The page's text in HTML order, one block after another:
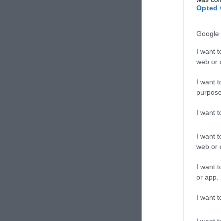
Opted
Google
I want
web or
I want
I want
I want
web or
I want
or app.
I want
τόσο της
στο σκάνδαλο
γεγονότων που